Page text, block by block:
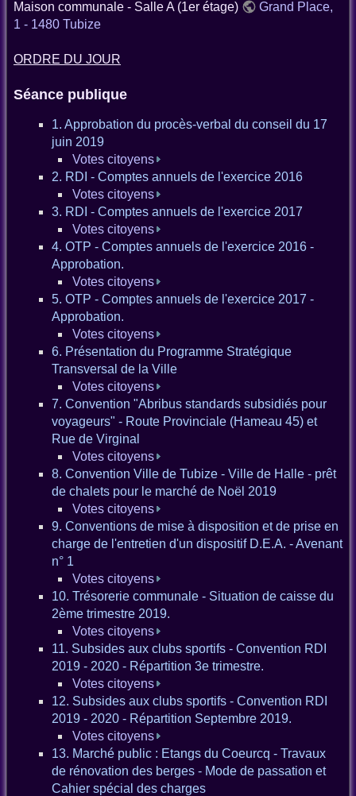
Maison communale - Salle A (1er étage)
Grand Place,
1 - 1480 Tubize
ORDRE DU JOUR
Séance publique
1. Approbation du procès-verbal du conseil du 17
juin 2019
Votes citoyens
2. RDI - Comptes annuels de l'exercice 2016
Votes citoyens
3. RDI - Comptes annuels de l'exercice 2017
Votes citoyens
4. OTP - Comptes annuels de l'exercice 2016 -
Approbation.
Votes citoyens
5. OTP - Comptes annuels de l'exercice 2017 -
Approbation.
Votes citoyens
6. Présentation du Programme Stratégique
Transversal de la Ville
Votes citoyens
7. Convention "Abribus standards subsidiés pour
voyageurs" - Route Provinciale (Hameau 45) et
Rue de Virginal
Votes citoyens
8. Convention Ville de Tubize - Ville de Halle - prêt
de chalets pour le marché de Noël 2019
Votes citoyens
9. Conventions de mise à disposition et de prise en
charge de l'entretien d'un dispositif D.E.A. - Avenant
n° 1
Votes citoyens
10. Trésorerie communale - Situation de caisse du
2ème trimestre 2019.
Votes citoyens
11. Subsides aux clubs sportifs - Convention RDI
2019 - 2020 - Répartition 3e trimestre.
Votes citoyens
12. Subsides aux clubs sportifs - Convention RDI
2019 - 2020 - Répartition Septembre 2019.
Votes citoyens
13. Marché public : Etangs du Coeurcq - Travaux
de rénovation des berges - Mode de passation et
Cahier spécial des charges